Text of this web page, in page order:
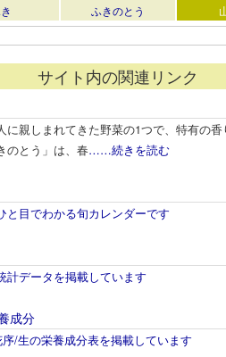
ふきのとう
サイト内の関連リンク
に親しまれてきた野菜の1つで、特有の
のとう」は、春……続きを読む
と目でわかる旬カレンダーです
計データを掲載しています
成分
/生の栄養成分表を掲載しています